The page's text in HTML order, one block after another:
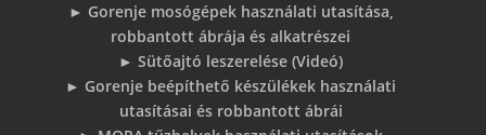
► Gorenje mosógépek használati utasítása,
robbantott ábrája és alkatrészei
► Sütőajtó leszerelése (Videó)
► Gorenje beépíthető készülékek használati
utasításai és robbantott ábrái